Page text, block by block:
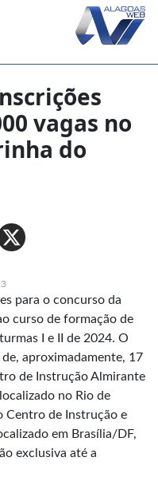
vagas no
do
para o concurso da
curso de formação de
I e II de 2024. O
aproximadamente, 17
de Instrução Almirante
no Rio de
Centro de Instrução e
em Brasília/DF,
exclusiva até a